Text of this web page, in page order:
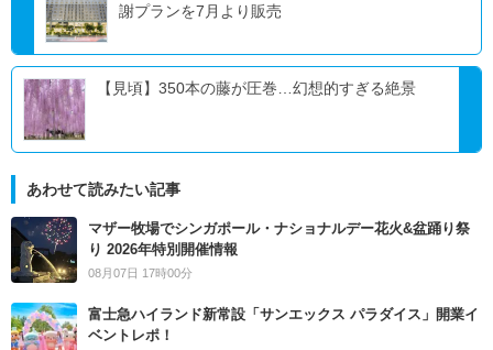
謝プランを7月より販売
【見頃】350本の藤が圧巻…幻想的すぎる絶景
あわせて読みたい記事
マザー牧場でシンガポール・ナショナルデー花火&盆踊り祭
り 2026年特別開催情報
08月07日 17時00分
富士急ハイランド新常設「サンエックス パラダイス」開業イ
ベントレポ！